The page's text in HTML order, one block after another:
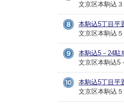
文京区本駒込
本駒込5丁目平
文京区本駒込
本駒込5－24駐
文京区本駒込5
本駒込5丁目平
文京区本駒込